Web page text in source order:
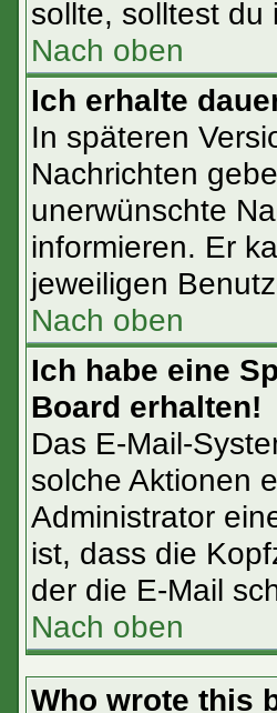
sollte, solltest du
Nach oben
Ich erhalte
In späteren
Nachrichten
unerwünschte
informieren. Er
jeweiligen
Nach oben
Ich habe eine
Board erhalten!
Das E-Mail-
solche Aktionen
Administrator
ist, dass die
der die E-Mail
Nach oben
Who wrote this